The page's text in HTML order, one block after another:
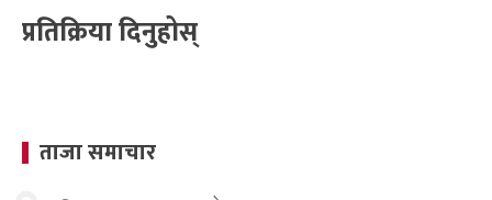
प्रतिक्रिया दिनुहोस्
ताजा समाचार